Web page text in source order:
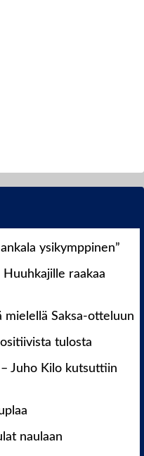
ysikymppinen”
raakaa
mielellä Saksa-otteluun
tulosta
Juho Kilo kutsuttiin
naulaan